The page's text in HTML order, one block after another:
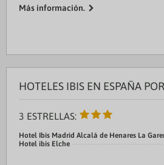
pie de WiZink Center. Además, este ...
Más información.
HOTELES IBIS EN ESPAÑA
3 ESTRELLAS:
Hotel Ibis Madrid Alcalá de Henares La
Hotel ibis Elche